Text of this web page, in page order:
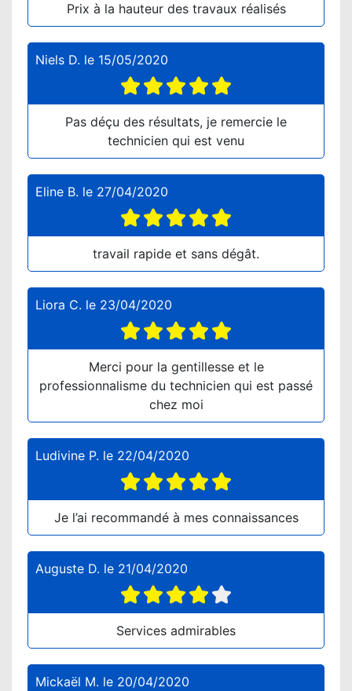
Prix à la hauteur des travaux réalisés
Niels D. le 15/05/2020
Pas déçu des résultats, je remercie le
technicien qui est venu
Eline B. le 27/04/2020
travail rapide et sans dégât.
Liora C. le 23/04/2020
Merci pour la gentillesse et le
professionnalisme du technicien qui est passé
chez moi
Ludivine P. le 22/04/2020
Je l’ai recommandé à mes connaissances
Auguste D. le 21/04/2020
Services admirables
Mickaël M. le 20/04/2020